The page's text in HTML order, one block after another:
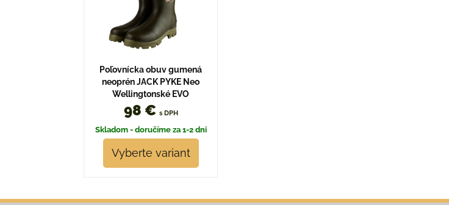
Poľovnícka obuv gumená
neoprén JACK PYKE Neo
Wellingtonské EVO
98 € s DPH
Skladom - doručíme za 1-2 dni
Vyberte variant